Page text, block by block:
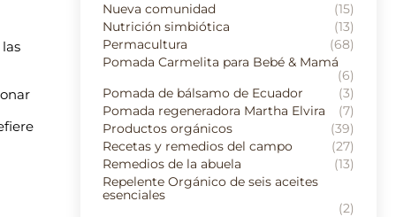
Nueva comunidad
(15)
Nutrición simbiótica
(13)
Permacultura
(68)
Pomada Carmelita para Bebé & Mamá
(6)
Pomada de bálsamo de Ecuador
(3)
Pomada regeneradora Martha Elvira
(7)
Productos orgánicos
(39)
Recetas y remedios del campo
(27)
Remedios de la abuela
(13)
Repelente Orgánico de seis aceites
esenciales
(2)